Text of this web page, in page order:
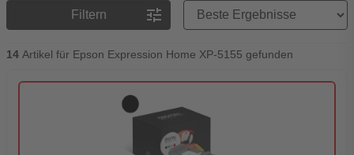
Filtern tune
Preisreihenfolge
14 Artikel für Epson Expression Home XP-5155 gefunden